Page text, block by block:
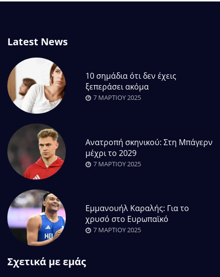
Latest News
10 σημάδια ότι δεν έχεις
ξεπεράσει ακόμα
7 ΜΑΡΤΊΟΥ 2025
Ανατροπή σκηνικού: Στη Μπάγερν
μέχρι το 2029
7 ΜΑΡΤΊΟΥ 2025
Εμμανουήλ Καραλής: Για το
χρυσό στο Ευρωπαϊκό
7 ΜΑΡΤΊΟΥ 2025
Σχετικά με εμάς